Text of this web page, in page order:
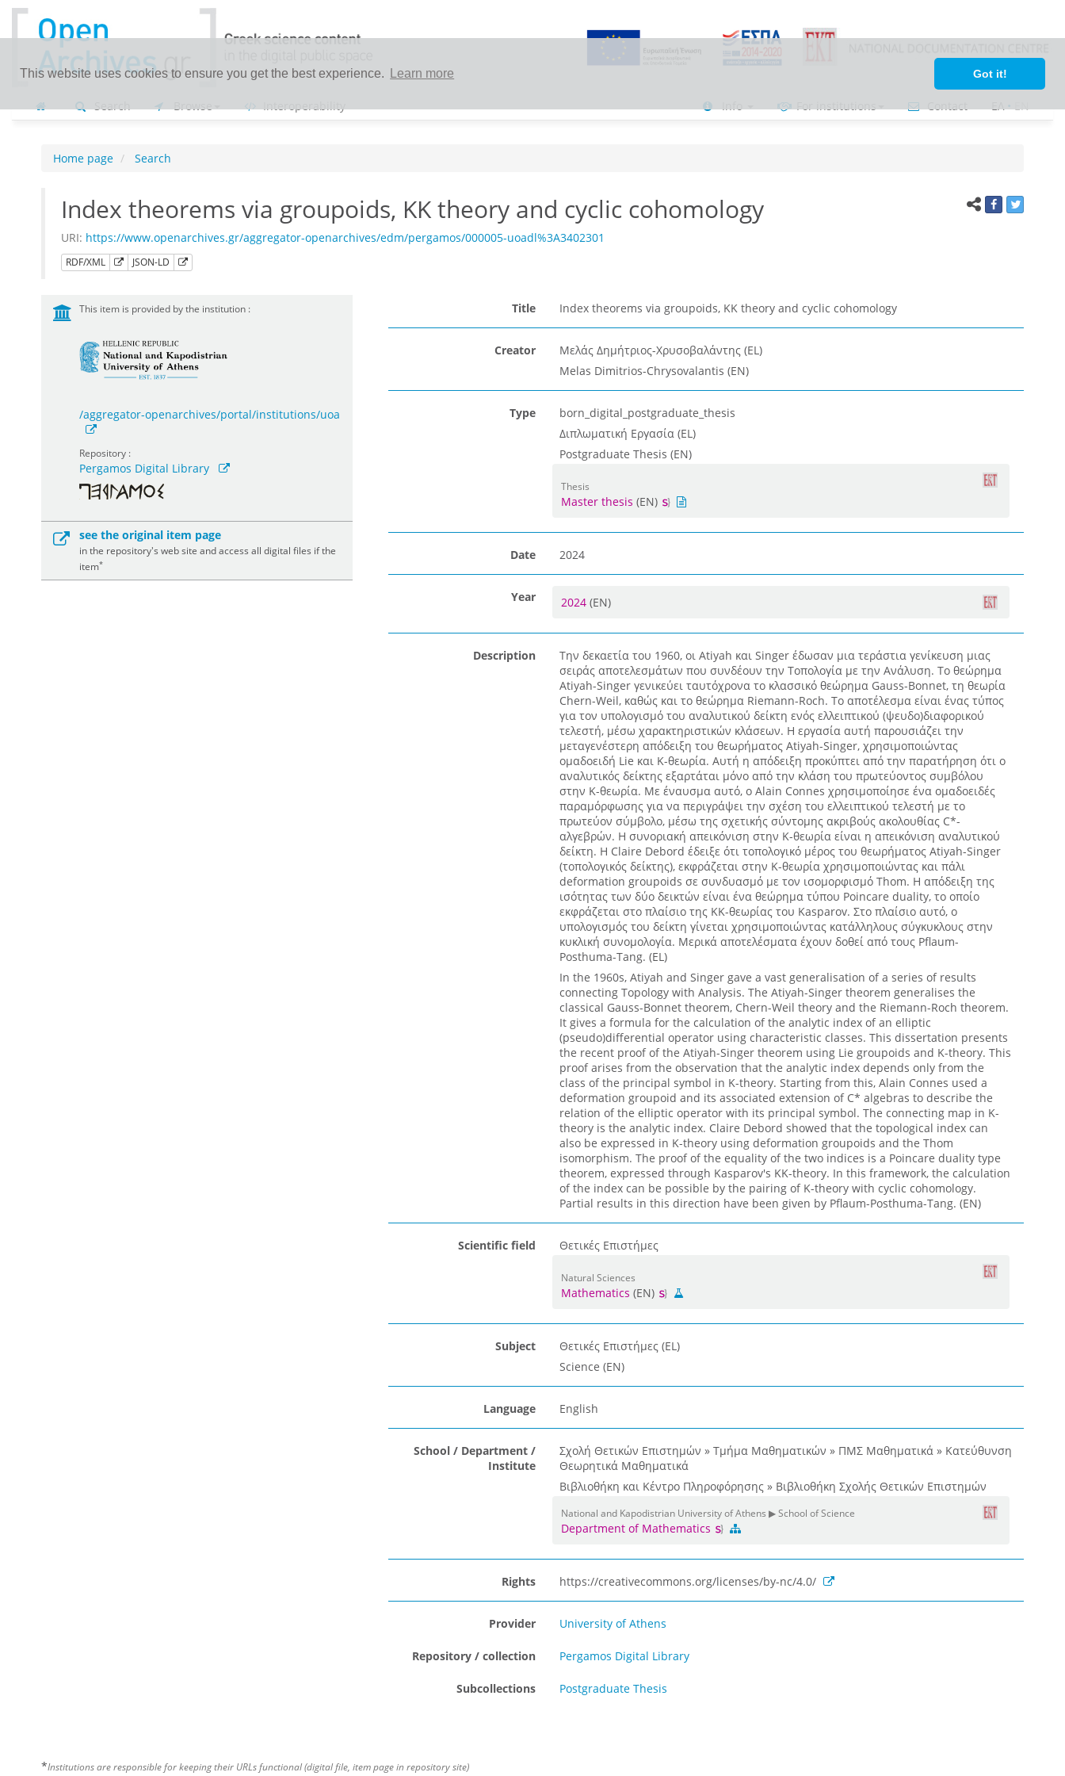
This website uses cookies to ensure you get the best experience. Learn more Got it!
Search Browse Interoperability Info For institutions Contact ΕΛ•ΕΝ
Home page Search
Index theorems via groupoids, KK theory and cyclic cohomology
URI: https://www.openarchives.gr/aggregator-openarchives/edm/pergamos/000005-uoadl%3A3402301
RDF/XML JSON-LD
This item is provided by the institution :
/aggregator-openarchives/portal/institutions/uoa
Repository :
Pergamos Digital Library
see the original item page
in the repository's web site and access all digital files if the
item*
Title Index theorems via groupoids, KK theory and cyclic cohomology
Creator
Μελάς Δημήτριος-Χρυσοβαλάντης (EL)
Melas Dimitrios-Chrysovalantis (EN)
Type
born_digital_postgraduate_thesis
Διπλωματική Εργασία (EL)
Postgraduate Thesis (EN)
Thesis
Master thesis (EN)
Date 2024
Year 2024 (EN)
Description
Την δεκαετία του 1960, οι Atiyah και Singer έδωσαν μια τεράστια γενίκευση μιας
σειράς αποτελεσμάτων που συνδέουν την Τοπολογία με την Ανάλυση. Το θεώρημα
Atiyah-Singer γενικεύει ταυτόχρονα το κλασσικό θεώρημα Gauss-Bonnet, τη θεωρία
Chern-Weil, καθώς και το θεώρημα Riemann-Roch. Το αποτέλεσμα είναι ένας τύπος
για τον υπολογισμό του αναλυτικού δείκτη ενός ελλειπτικού (ψευδο)διαφορικού
τελεστή, μέσω χαρακτηριστικών κλάσεων. Η εργασία αυτή παρουσιάζει την
μεταγενέστερη απόδειξη του θεωρήματος Atiyah-Singer, χρησιμοποιώντας
ομαδοειδή Lie και Κ-θεωρία. Αυτή η απόδειξη προκύπτει από την παρατήρηση ότι ο
αναλυτικός δείκτης εξαρτάται μόνο από την κλάση του πρωτεύοντος συμβόλου
στην Κ-θεωρία. Με έναυσμα αυτό, ο Alain Connes χρησιμοποίησε ένα ομαδοειδές
παραμόρφωσης για να περιγράψει την σχέση του ελλειπτικού τελεστή με το
πρωτεύον σύμβολο, μέσω της σχετικής σύντομης ακριβούς ακολουθίας C*-
αλγεβρών. Η συνοριακή απεικόνιση στην Κ-θεωρία είναι η απεικόνιση αναλυτικού
δείκτη. Η Claire Debord έδειξε ότι τοπολογικό μέρος του θεωρήματος Atiyah-Singer
(τοπολογικός δείκτης), εκφράζεται στην Κ-θεωρία χρησιμοποιώντας και πάλι
deformation groupoids σε συνδυασμό με τον ισομορφισμό Thom. Η απόδειξη της
ισότητας των δύο δεικτών είναι ένα θεώρημα τύπου Poincare duality, το οποίο
εκφράζεται στο πλαίσιο της ΚΚ-θεωρίας του Kasparov. Στο πλαίσιο αυτό, ο
υπολογισμός του δείκτη γίνεται χρησιμοποιώντας κατάλληλους σύγκυκλους στην
κυκλική συνομολογία. Μερικά αποτελέσματα έχουν δοθεί από τους Pflaum-
Posthuma-Tang. (EL)
In the 1960s, Atiyah and Singer gave a vast generalisation of a series of results
connecting Topology with Analysis. The Atiyah-Singer theorem generalises the
classical Gauss-Bonnet theorem, Chern-Weil theory and the Riemann-Roch theorem.
It gives a formula for the calculation of the analytic index of an elliptic
(pseudo)differential operator using characteristic classes. This dissertation presents
the recent proof of the Atiyah-Singer theorem using Lie groupoids and K-theory. This
proof arises from the observation that the analytic index depends only from the
class of the principal symbol in K-theory. Starting from this, Alain Connes used a
deformation groupoid and its associated extension of C* algebras to describe the
relation of the elliptic operator with its principal symbol. The connecting map in K-
theory is the analytic index. Claire Debord showed that the topological index can
also be expressed in K-theory using deformation groupoids and the Thom
isomorphism. The proof of the equality of the two indices is a Poincare duality type
theorem, expressed through Kasparov's KK-theory. In this framework, the calculation
of the index can be possible by the pairing of K-theory with cyclic cohomology.
Partial results in this direction have been given by Pflaum-Posthuma-Tang. (EN)
Scientific field Θετικές Επιστήμες
Natural Sciences
Mathematics (EN)
Subject
Θετικές Επιστήμες (EL)
Science (EN)
Language English
School / Department /
Institute
Σχολή Θετικών Επιστημών » Τμήμα Μαθηματικών » ΠΜΣ Μαθηματικά » Κατεύθυνση
Θεωρητικά Μαθηματικά
Βιβλιοθήκη και Κέντρο Πληροφόρησης » Βιβλιοθήκη Σχολής Θετικών Επιστημών
National and Kapodistrian University of Athens ▶ School of Science
Department of Mathematics
Rights https://creativecommons.org/licenses/by-nc/4.0/
Provider University of Athens
Repository / collection Pergamos Digital Library
Subcollections Postgraduate Thesis
*Institutions are responsible for keeping their URLs functional (digital file, item page in repository site)